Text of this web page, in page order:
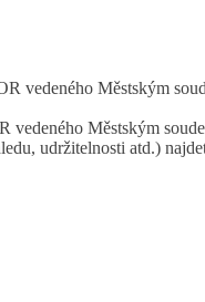
vedeného Městským
vedeného Městským
udržitelnosti atd.)